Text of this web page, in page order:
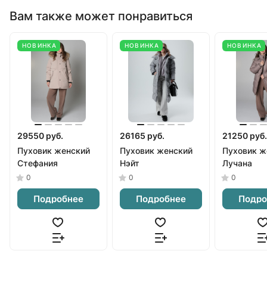
Вам также может понравиться
НОВИНКА
29550 руб.
Пуховик женский
Стефания
0
Подробнее
НОВИНКА
26165 руб.
Пуховик женский
Нэйт
0
Подробнее
НОВИНКА
21250 руб.
Пуховик
Лучана
0